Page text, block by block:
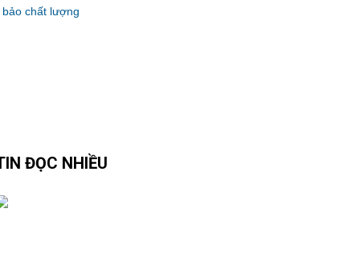
chất lượng
ĐỌC NHIỀU